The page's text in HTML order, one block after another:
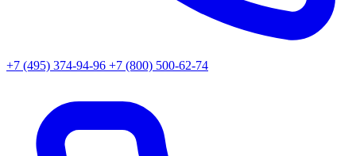
+7 (495) 374-94-96 +7 (800) 500-62-74